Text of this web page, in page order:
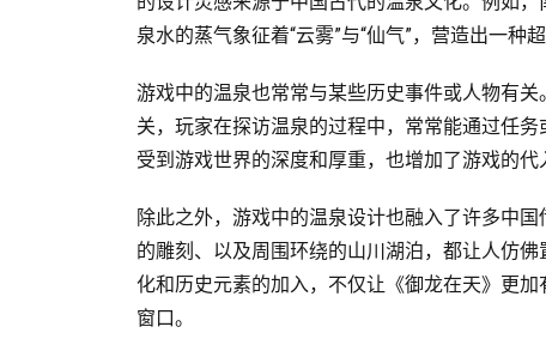
泉水的蒸气象征着“云雾”与“仙气”，营造出一种
游戏中的温泉也常常与某些历史事件或人物有
关，玩家在探访温泉的过程中，常常能通过任
受到游戏世界的深度和厚重，也增加了游戏的代
除此之外，游戏中的温泉设计也融入了许多中
的雕刻、以及周围环绕的山川湖泊，都让人仿
化和历史元素的加入，不仅让《御龙在天》更
窗口。